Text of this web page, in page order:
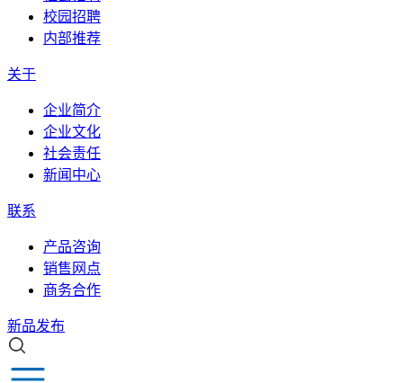
校园招聘
内部推荐
关于
企业简介
企业文化
社会责任
新闻中心
联系
产品咨询
销售网点
商务合作
新品发布